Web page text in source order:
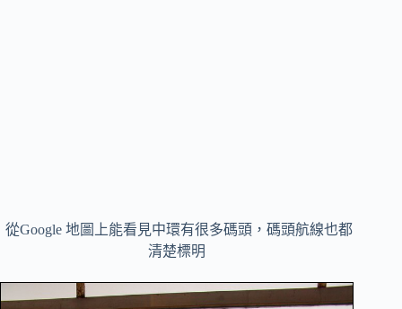
從Google 地圖上能看見中環有很多碼頭，碼頭航線也都
清楚標明